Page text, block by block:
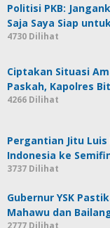
Politisi PKB:
Saja Saya Siap
4730 Dilihat
Ciptakan Situasi
Paskah, Kapolres
4266 Dilihat
Pergantian Jitu
Indonesia ke
3737 Dilihat
Gubernur YSK
Mahawu dan
2777 Dilihat